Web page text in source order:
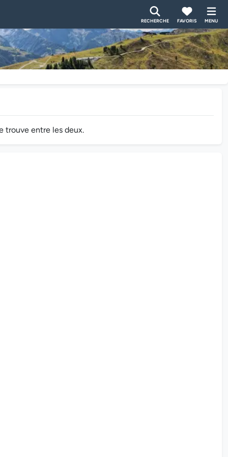
RECHERCHE FAVORIS MENU
trouve entre les deux.